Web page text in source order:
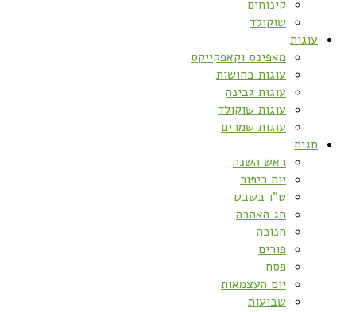
קינוחים
שוקולד
עוגות
מאפינס וקאפקייקס
עוגות בחושות
עוגות גבינה
עוגות שוקולד
עוגות שמרים
חגים
ראש השנה
יום כיפור
ט”ו בשבט
חג האהבה
חנוכה
פורים
פסח
יום העצמאות
שבועות